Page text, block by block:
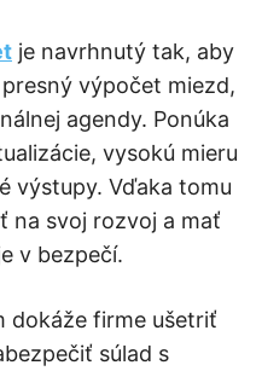
je navrhnutý tak, aby
výpočet miezd,
agendy. Ponúka
vysokú mieru
výstupy. Vďaka tomu
na svoj rozvoj a mať
v bezpečí.
dokáže firme ušetriť
súlad s